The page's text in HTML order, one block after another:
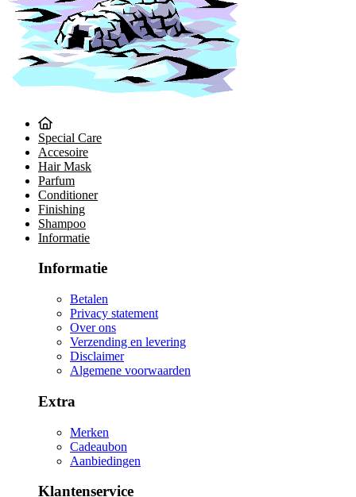
Special Care
Accesoire
Hair Mask
Parfum
Conditioner
Finishing
Shampoo
Informatie
Informatie
Betalen
Privacy statement
Over ons
Verzending en levering
Disclaimer
Algemene voorwaarden
Extra
Merken
Cadeaubon
Aanbiedingen
Klantenservice